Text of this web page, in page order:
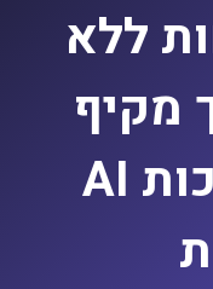
ללא
מקיף
ליישום מערכות AI